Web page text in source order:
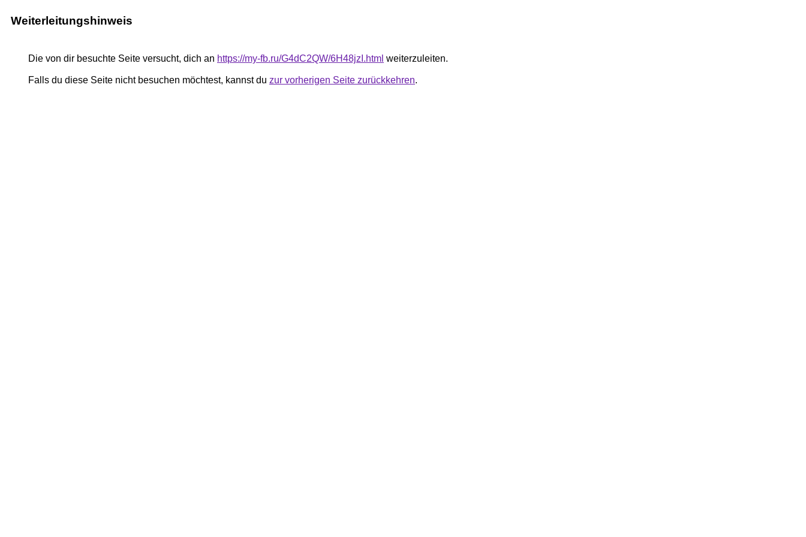
Weiterleitungshinweis
Die von dir besuchte Seite versucht, dich an https://my-fb.ru/G4dC2QW/6H48jzI.html weiterzuleiten.
Falls du diese Seite nicht besuchen möchtest, kannst du zur vorherigen Seite zurückkehren.